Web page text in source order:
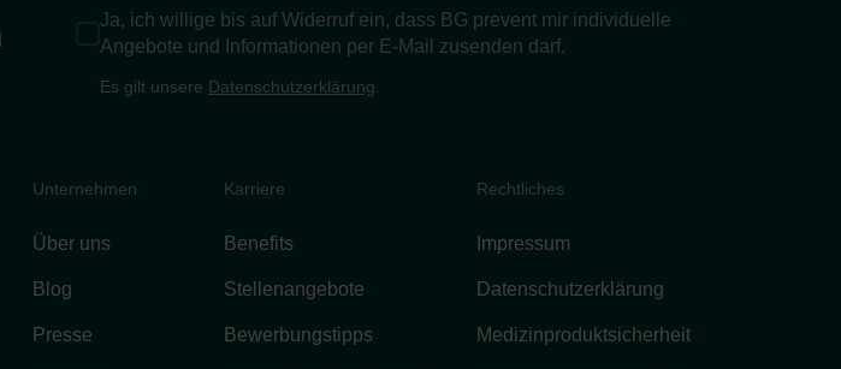
Ja, ich willige bis auf Widerruf ein, dass BG prevent mir individuelle
Angebote und Informationen per E-Mail zusenden darf.
Es gilt unsere Datenschutzerklärung.
Unternehmen
Über uns
Blog
Presse
Karriere
Benefits
Stellenangebote
Bewerbungstipps
Rechtliches
Impressum
Datenschutzerklärung
Medizinproduktsicherheit